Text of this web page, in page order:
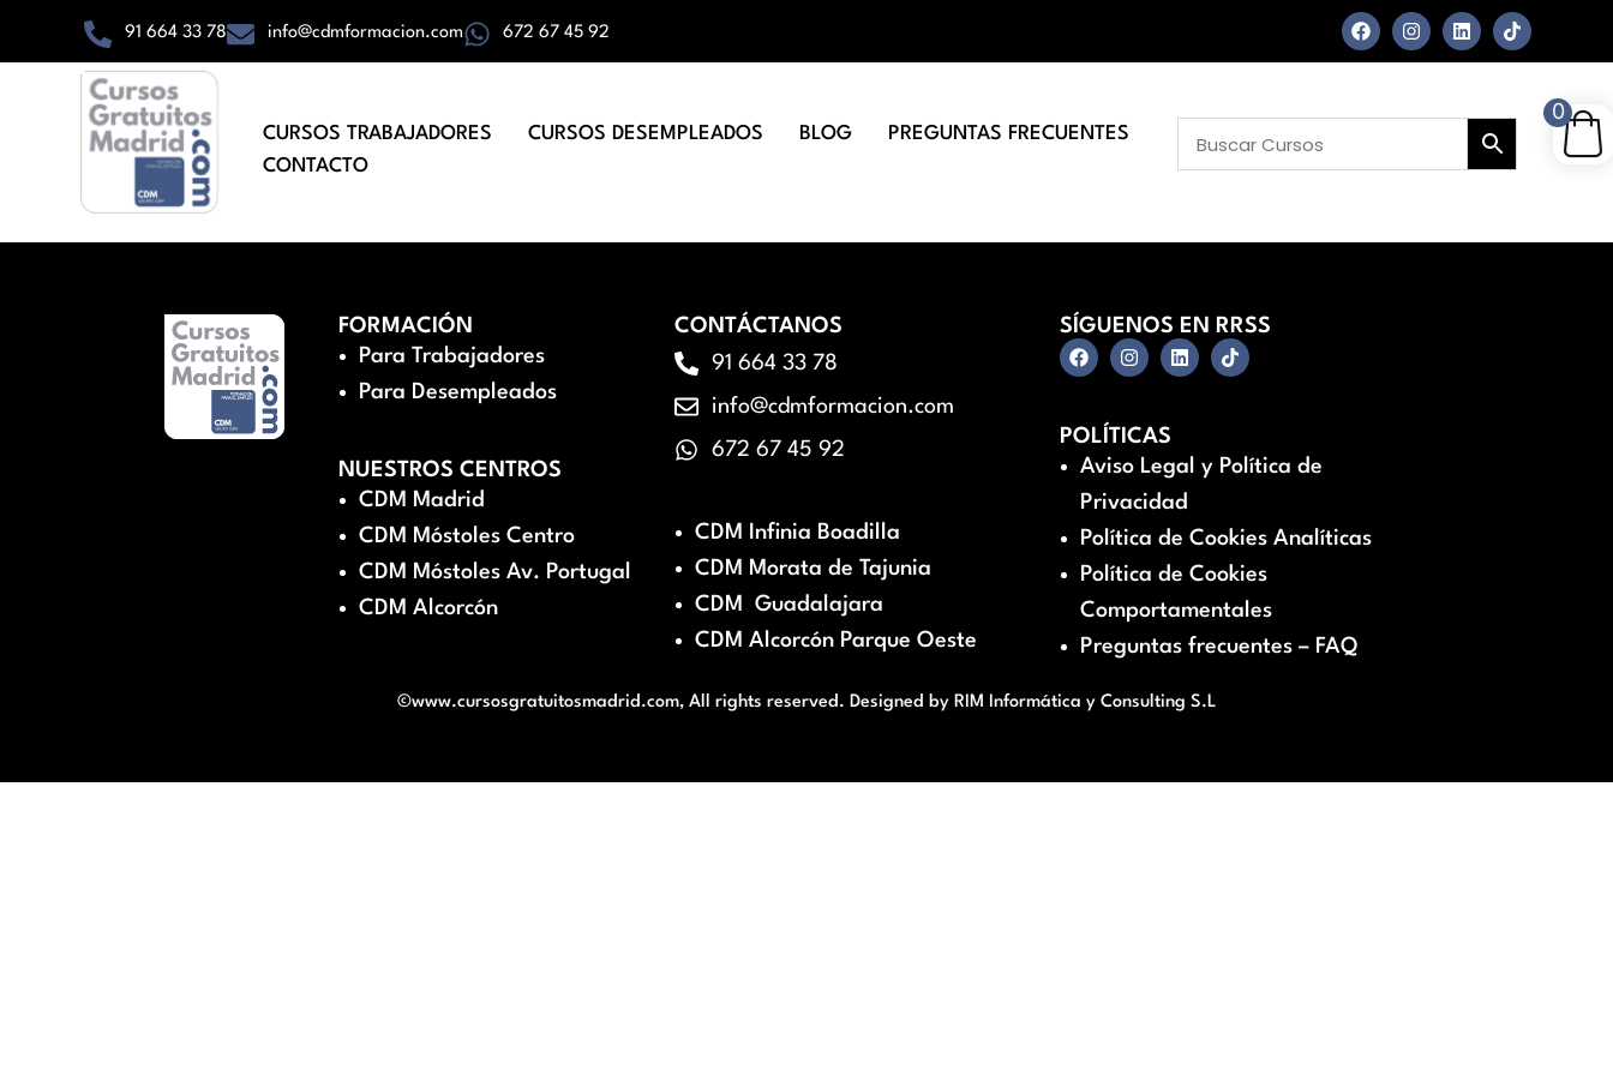
91 664 33 78 info@cdmformacion.com 672 67 45 92
CURSOS TRABAJADORES CURSOS DESEMPLEADOS BLOG
PREGUNTAS FRECUENTES
CONTACTO
FORMACIÓN
Para Trabajadores
Para Desempleados
NUESTROS CENTROS
CDM Madrid
CDM Móstoles Centro
CDM Móstoles Av. Portugal
CDM Alcorcón
CONTÁCTANOS
91 664 33 78
info@cdmformacion.com
672 67 45 92
CDM Infinia Boadilla
CDM Morata de Tajunia
CDM Guadalajara
CDM Alcorcón Parque Oeste
SÍGUENOS EN RRSS
POLÍTICAS
Aviso Legal y Política de
Privacidad
Política de Cookies Analíticas
Política de Cookies
Comportamentales
Preguntas frecuentes – FAQ
©www.cursosgratuitosmadrid.com, All rights reserved. Designed by RIM Informática y Consulting S.L
0